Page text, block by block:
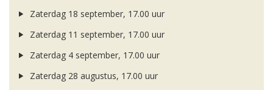
Zaterdag 18 september, 17.00 uur
Zaterdag 11 september, 17.00 uur
Zaterdag 4 september, 17.00 uur
Zaterdag 28 augustus, 17.00 uur